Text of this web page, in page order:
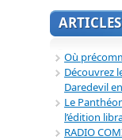
Où
Découvrez
Daredevil
Le
l’édition
RADIO